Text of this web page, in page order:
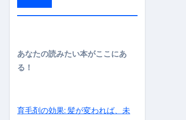
に貧しくなります。【 竹花貴騎 切り抜き 会社員
あなたの読みたい本がここにあ
る！
育毛剤の効果: 髪が変われば、未